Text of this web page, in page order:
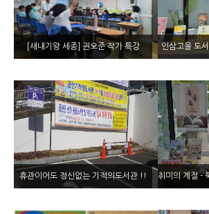
[새내기왕 세종] 권오준 작가 특강 인삼고을 도
휴관이어도 정신없는 기적의도서관 !!